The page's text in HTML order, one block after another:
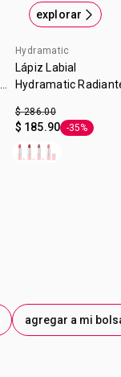
explorar
cupón: GANAMAS
Hydramatic
Lápiz Labial
Hydramatic
$ 286.00
$ 185.90 Etiqueta -
-35%
agregar a mi